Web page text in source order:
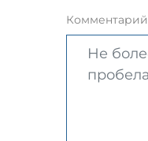
Комментарий